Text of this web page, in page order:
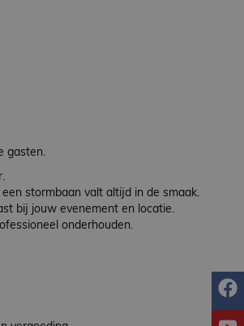
gasten.
stormbaan valt altijd in de smaak.
bij jouw evenement en locatie.
onderhouden.